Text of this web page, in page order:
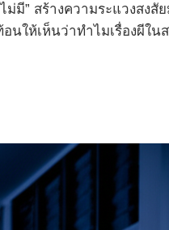
” สร้างความระแวงสงสั
ให้เห็นว่าทำไมเรื่องผีใน